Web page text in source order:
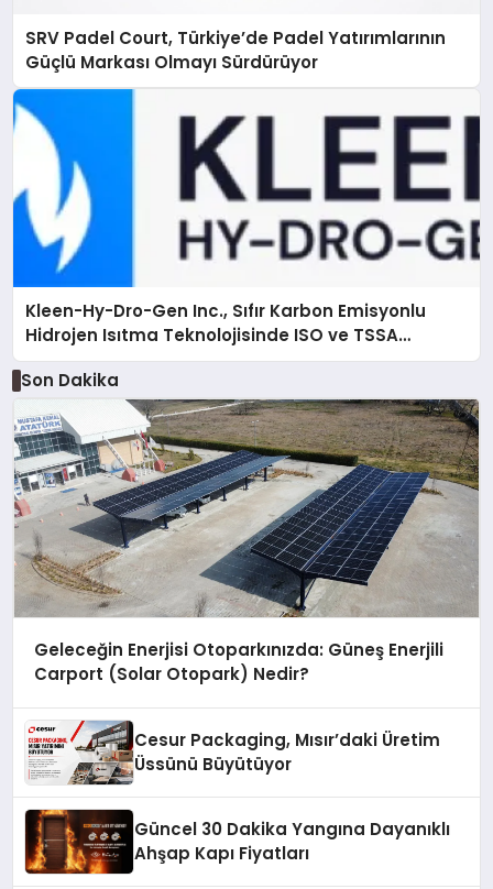
SRV Padel Court, Türkiye’de Padel Yatırımlarının
Güçlü Markası Olmayı Sürdürüyor
Kleen-Hy-Dro-Gen Inc., Sıfır Karbon Emisyonlu
Hidrojen Isıtma Teknolojisinde ISO ve TSSA
Düzenleyici Onaylarını Aldı
Son Dakika
Geleceğin Enerjisi Otoparkınızda: Güneş Enerjili
Carport (Solar Otopark) Nedir?
Cesur Packaging, Mısır’daki Üretim
Üssünü Büyütüyor
Güncel 30 Dakika Yangına Dayanıklı
Ahşap Kapı Fiyatları